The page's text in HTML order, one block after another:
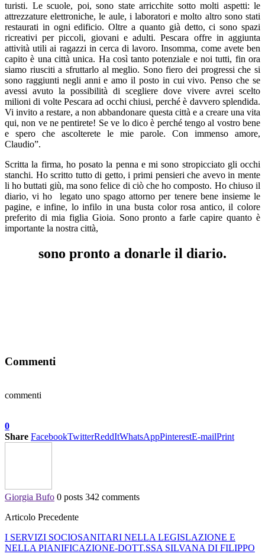
turisti. Le scuole, poi, sono state arricchite sotto molti aspetti: le
attrezzature elettroniche, le aule, i laboratori e molto altro sono stati
restaurati in ogni edificio. Oltre a quanto già detto, ci sono spazi
ricreativi per piccoli, giovani e adulti. Pescara offre in aggiunta
attività utili ai ragazzi in cerca di lavoro. Insomma, come avete ben
capito è una città unica. Ha così tanto potenziale e noi tutti, fin ora
siamo riusciti a sfruttarlo al meglio. Sono fiero dei progressi che si
sono raggiunti negli anni e amo il posto in cui vivo. Penso che se
avessi avuto la possibilità di scegliere dove vivere avrei scelto
milioni di volte Pescara ad occhi chiusi, perché è davvero splendida.
Vi invito a restare, a non abbandonare questa città e a creare una vita
qui, non ve ne pentirete! Se ve lo dico è perché tengo al vostro bene
e spero che ascolterete le mie parole. Con immenso amore,
Claudio”.
Scritta la firma, ho posato la penna e mi sono stropicciato gli occhi
stanchi. Ho scritto tutto di getto, i primi pensieri che avevo in mente
li ho buttati giù, ma sono felice di ciò che ho composto. Ho chiuso il
diario, vi ho legato uno spago attorno per tenere bene insieme le
pagine, e infine, lo infilo in una busta color rosa antico, il colore
preferito di mia figlia Gioia. Sono pronto a farle capire quanto è
importante la nostra città,
sono pronto a donarle il diario.
Commenti
commenti
0
Share FacebookTwitterReddItWhatsAppPinterestE-mailPrint
Giorgia Bufo 0 posts 342 comments
Articolo Precedente
I SERVIZI SOCIOSANITARI NELLA LEGISLAZIONE E
NELLA PIANIFICAZIONE-DOTT.SSA SILVANA DI FILIPPO